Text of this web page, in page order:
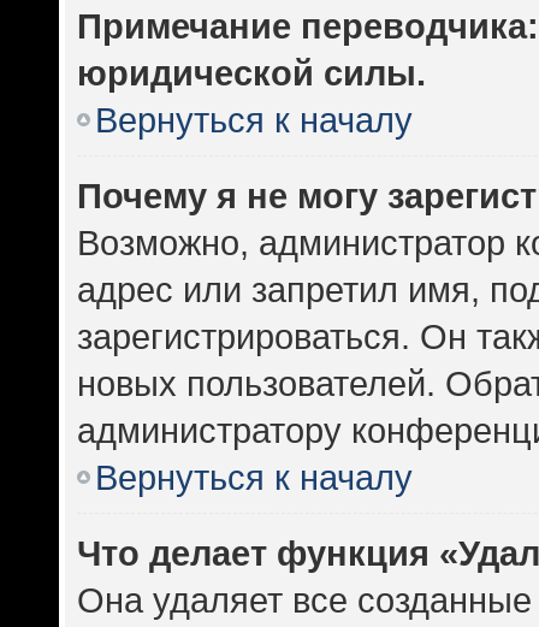
Примечание
юридической силы.
Вернуться к началу
Почему я не могу
Возможно, администратор
адрес или запретил имя,
зарегистрироваться. Он
новых пользователей.
администратору
Вернуться к началу
Что делает функция
Она удаляет все